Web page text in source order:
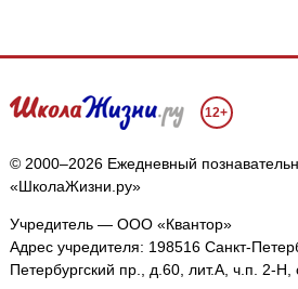
12+
© 2000–2026 Ежедневный
«ШколаЖизни.ру»
Учредитель — ООО «Квантор»
Адрес учредителя: 198516 Санкт-
Петербургский пр., д.60, лит.А, ч.п. 2-